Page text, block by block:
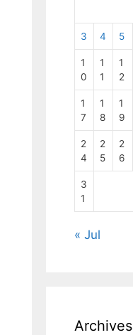
3 4 5
1
0
1
1
1
2
1
7
1
8
1
9
2
4
2
5
2
6
3
1
« Jul
Archives